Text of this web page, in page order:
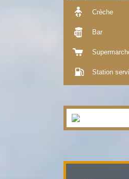
Crèche
Bar
Station